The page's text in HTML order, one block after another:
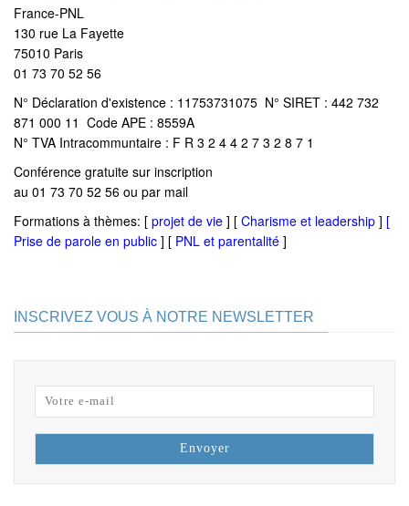
France-PNL
130 rue La Fayette
75010 Paris
01 73 70 52 56
N° Déclaration d'existence : 11753731075 N° SIRET : 442 732
871 000 11 Code APE : 8559A
N° TVA Intracommuntaire : F R 3 2 4 4 2 7 3 2 8 7 1
Conférence gratuite sur inscription
au 01 73 70 52 56 ou par mail
Formations à thèmes: [ projet de vie ] [ Charisme et leadership ] [
Prise de parole en public ] [ PNL et parentalité ]
INSCRIVEZ VOUS À NOTRE NEWSLETTER